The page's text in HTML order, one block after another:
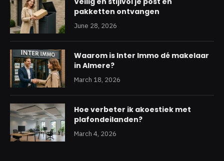
pakketten ontvangen
June 28, 2026
Waarom is Inter Immo dé makelaar
in Almere?
March 18, 2026
Hoe verbeter ik akoestiek met
plafondeilanden?
March 4, 2026